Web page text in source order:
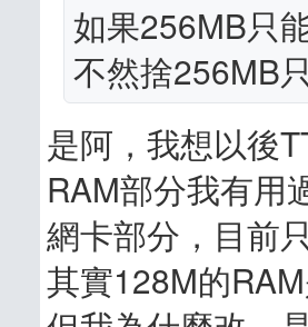
如果256MB只
不然捨256MB
是阿，我想以後
RAM部分我有用
網卡部分，目前
其實128M的